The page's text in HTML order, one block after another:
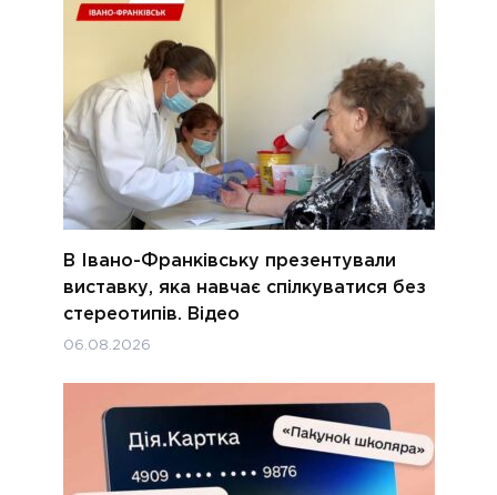
В Івано-Франківську презентували
виставку, яка навчає спілкуватися без
стереотипів. Відео
06.08.2026